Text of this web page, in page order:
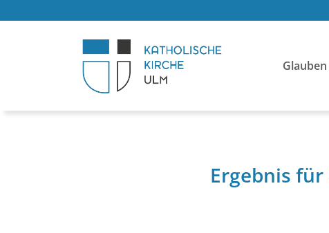
Glauben
Ergebnis